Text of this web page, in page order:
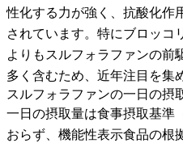
性化する力が強く、抗酸化作
されています。特にブロッコ
よりもスルフォラファンの前
多く含むため、近年注目を集
スルフォラファンの一日の摂
一日の摂取量は食事摂取基準
おらず、機能性表示食品の根